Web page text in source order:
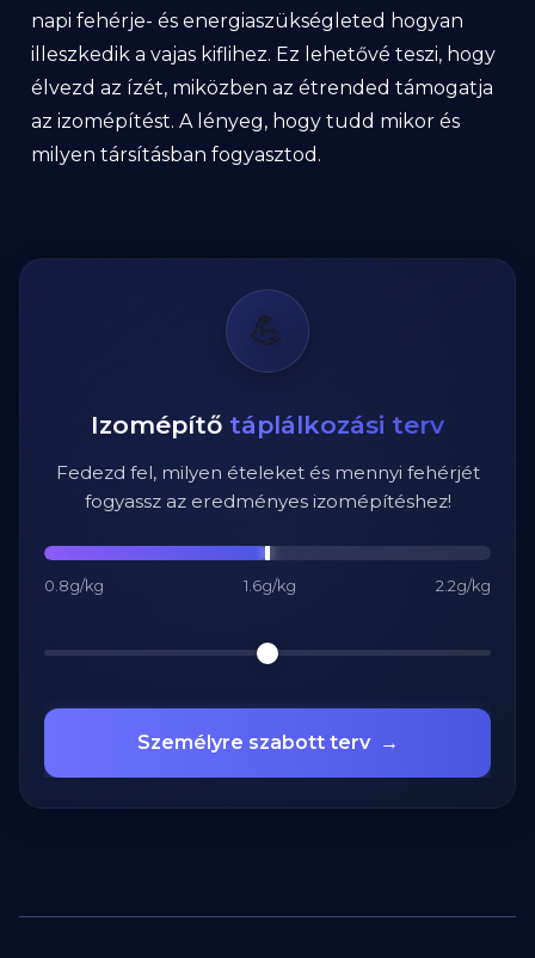
napi fehérje- és energiaszükségleted hogyan
illeszkedik a vajas kiflihez. Ez lehetővé teszi, hogy
élvezd az ízét, miközben az étrended támogatja
az izomépítést. A lényeg, hogy tudd mikor és
milyen társításban fogyasztod.
💪
Izomépítő táplálkozási terv
Fedezd fel, milyen ételeket és mennyi fehérjét
fogyassz az eredményes izomépítéshez!
0.8g/kg 1.6g/kg 2.2g/kg
Személyre szabott terv →